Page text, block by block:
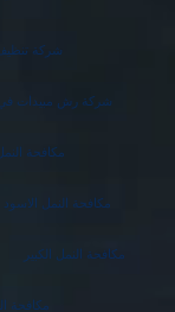
شركة
شركة رش مبيدات في
مكافحة
مكافحة النمل الاسود
مكافحة النمل الكبير
مكافحة